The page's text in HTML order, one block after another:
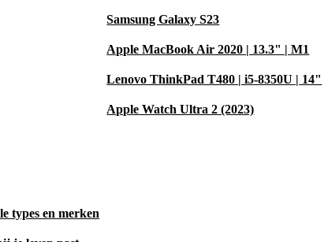
Samsung Galaxy S23
Apple MacBook Air 2020 | 13.3" | M1
Lenovo ThinkPad T480 | i5-8350U | 14"
Apple Watch Ultra 2 (2023)
types en merken